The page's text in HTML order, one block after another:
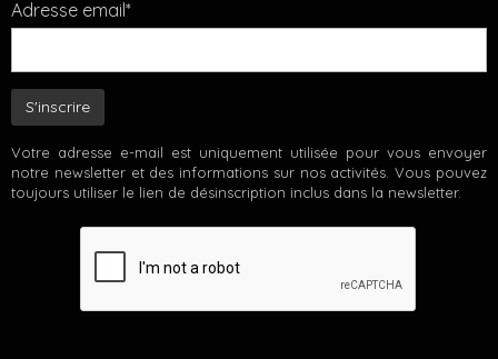
Adresse email*
Votre adresse e-mail est uniquement utilisée pour vous envoyer
notre newsletter et des informations sur nos activités. Vous pouvez
toujours utiliser le lien de désinscription inclus dans la newsletter.